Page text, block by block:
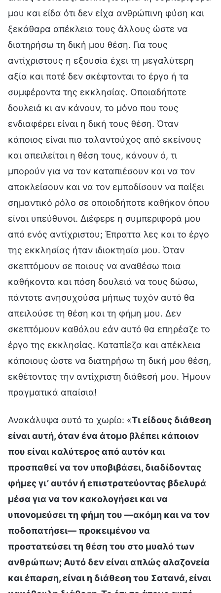
μου και είδα ότι δεν είχα ανθρώπινη φύση και
ξεκάθαρα απέκλεια τους άλλους ώστε να
διατηρήσω τη δική μου θέση. Για τους
αντίχριστους η εξουσία έχει τη μεγαλύτερη
αξία και ποτέ δεν σκέφτονται το έργο ή τα
συμφέροντα της εκκλησίας. Οποιαδήποτε
δουλειά κι αν κάνουν, το μόνο που τους
ενδιαφέρει είναι η δική τους θέση. Όταν
κάποιος είναι πιο ταλαντούχος από εκείνους
και απειλείται η θέση τους, κάνουν ό, τι
μπορούν για να τον καταπιέσουν και να τον
αποκλείσουν και να τον εμποδίσουν να παίξει
σημαντικό ρόλο σε οποιοδήποτε καθήκον όπου
είναι υπεύθυνοι. Διέφερε η συμπεριφορά μου
από ενός αντίχριστου; Έπραττα λες και το έργο
της εκκλησίας ήταν ιδιοκτησία μου. Όταν
σκεπτόμουν σε ποιους να αναθέσω ποια
καθήκοντα και πόση δουλειά να τους δώσω,
πάντοτε ανησυχούσα μήπως τυχόν αυτό θα
απειλούσε τη θέση και τη φήμη μου. Δεν
σκεπτόμουν καθόλου εάν αυτό θα επηρέαζε το
έργο της εκκλησίας. Καταπίεζα και απέκλεια
κάποιους ώστε να διατηρήσω τη δική μου θέση,
εκθέτοντας την αντίχριστη διάθεσή μου. Ήμουν
πραγματικά απαίσια!
Ανακάλυψα αυτό το χωρίο: «Τι είδους διάθεση
είναι αυτή, όταν ένα άτομο βλέπει κάποιον
που είναι καλύτερος από αυτόν και
προσπαθεί να τον υποβιβάσει, διαδίδοντας
φήμες γι’ αυτόν ή επιστρατεύοντας βδελυρά
μέσα για να τον κακολογήσει και να
υπονομεύσει τη φήμη του —ακόμη και να τον
ποδοπατήσει— προκειμένου να
προστατεύσει τη θέση του στο μυαλό των
ανθρώπων; Αυτό δεν είναι απλώς αλαζονεία
και έπαρση, είναι η διάθεση του Σατανά, είναι